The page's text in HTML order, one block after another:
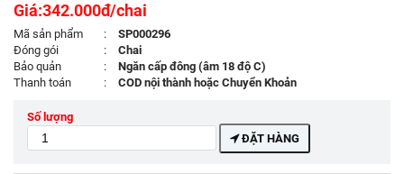
Giá:342.000đ/chai
Mã sản phẩm :
SP000296
Đóng gói
:
Chai
Bảo quản
:
Ngăn cấp đông (âm 18 độ C)
Thanh toán
: COD nội thành hoặc Chuyển Khoản
Số lượng
ĐẶT HÀNG